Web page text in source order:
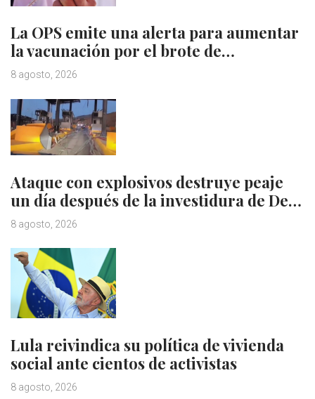
La OPS emite una alerta para aumentar
la vacunación por el brote de…
8 agosto, 2026
Ataque con explosivos destruye peaje
un día después de la investidura de De…
8 agosto, 2026
Lula reivindica su política de vivienda
social ante cientos de activistas
8 agosto, 2026